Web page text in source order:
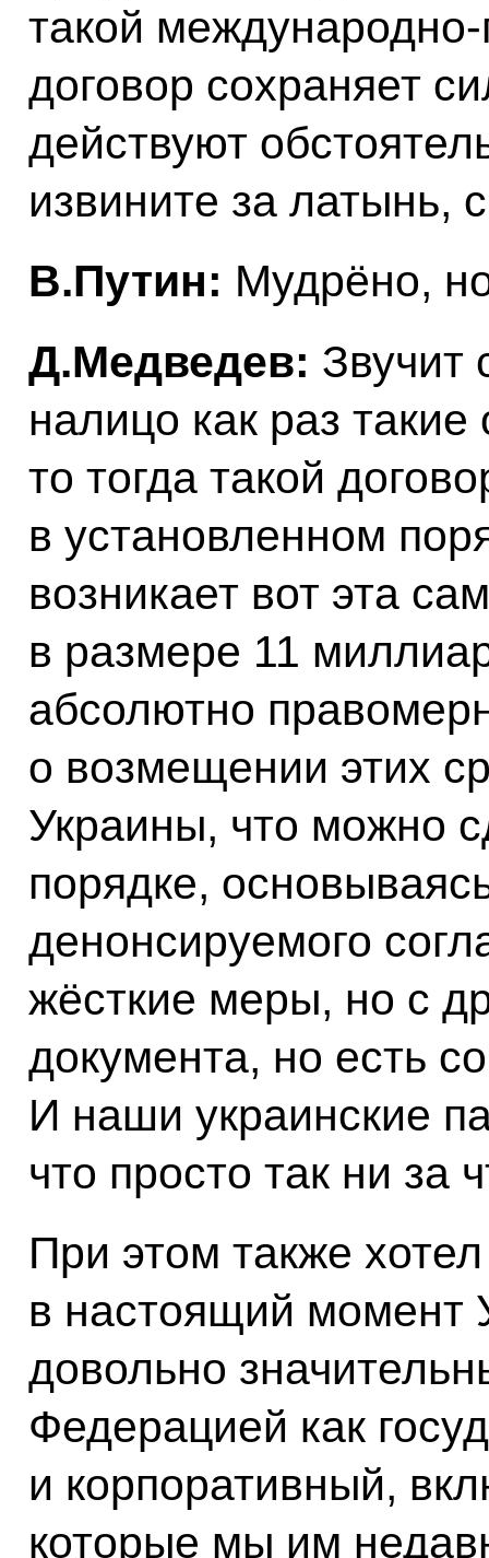
такой
договор сохраняет
действуют
извините за латынь,
B.Путин: Мудрёно,
Д.Медведев: Звучит
налицо как раз
то тогда такой
в установленном
возникает вот эта
в размере 11
абсолютно
о возмещении этих
Украины, что можно
порядке,
денонсируемого
жёсткие меры, но с
документа, но есть
И наши украинские
что просто так ни за
При этом также
в настоящий момент
довольно
Федерацией как
и корпоративный,
которые мы им